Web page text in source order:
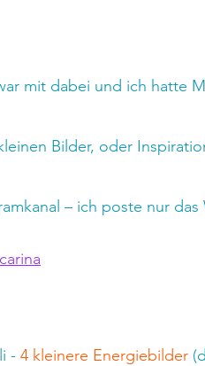
mit dabei und ich
Bilder, oder
– ich poste nur das
- 4 kleinere Energiebilder